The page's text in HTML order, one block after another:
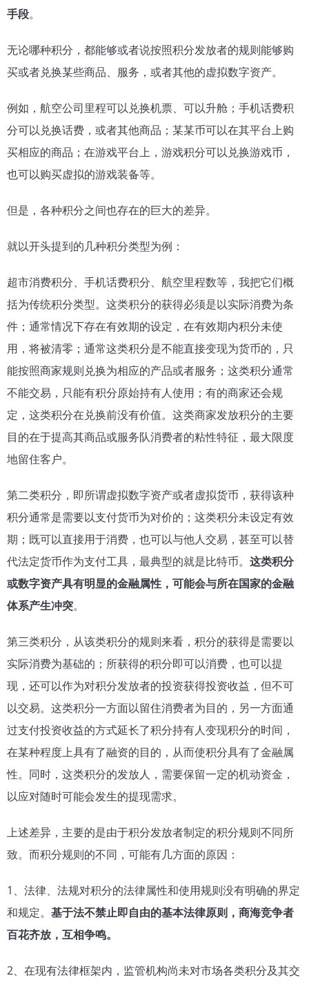
手段。
无论哪种积分，都能够或者说按照积分发放者的规则能够购
买或者兑换某些商品、服务，或者其他的虚拟数字资产。
例如，航空公司里程可以兑换机票、可以升舱；手机话费积
分可以兑换话费，或者其他商品；某某币可以在其平台上购
买相应的商品；在游戏平台上，游戏积分可以兑换游戏币，
也可以购买虚拟的游戏装备等。
但是，各种积分之间也存在的巨大的差异。
就以开头提到的几种积分类型为例：
超市消费积分、手机话费积分、航空里程数等，我把它们概
括为传统积分类型。这类积分的获得必须是以实际消费为条
件；通常情况下存在有效期的设定，在有效期内积分未使
用，将被清零；通常这类积分是不能直接变现为货币的，只
能按照商家规则兑换为相应的产品或者服务；这类积分通常
不能交易，只能有积分原始持有人使用；有的商家还会规
定，这类积分在兑换前没有价值。这类商家发放积分的主要
目的在于提高其商品或服务队消费者的粘性特征，最大限度
地留住客户。
第二类积分，即所谓虚拟数字资产或者虚拟货币，获得该种
积分通常是需要以支付货币为对价的；这类积分未设定有效
期；既可以直接用于消费，也可以与他人交易，甚至可以替
代法定货币作为支付工具，最典型的就是比特币。 这类积分
或数字资产具有明显的金融属性，可能会与所在国家的金融
体系产生冲突。
第三类积分，从该类积分的规则来看，积分的获得是需要以
实际消费为基础的；所获得的积分即可以消费，也可以提
现，还可以作为对积分发放者的投资获得投资收益，但不可
以交易。这类积分一方面以留住消费者为目的，另一方面通
过支付投资收益的方式延长了积分持有人变现积分的时间，
在某种程度上具有了融资的目的，从而使积分具有了金融属
性。同时，这类积分的发放人，需要保留一定的机动资金，
以应对随时可能会发生的提现需求。
上述差异，主要的是由于积分发放者制定的积分规则不同所
致。而积分规则的不同，可能有几方面的原因：
1、法律、法规对积分的法律属性和使用规则没有明确的界定
和规定。 基于法不禁止即自由的基本法律原则，商海竞争者
百花齐放，互相争鸣。
2、在现有法律框架内，监管机构尚未对市场各类积分及其交